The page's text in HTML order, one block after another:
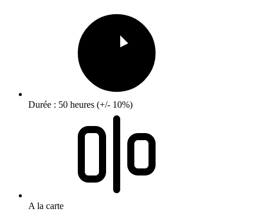
Durée : 50 heures (+/- 10%)
A la carte